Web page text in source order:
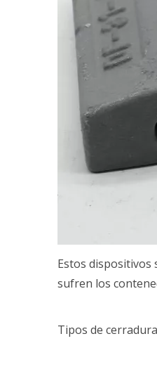
Estos dispositivos
sufren los
Tipos de